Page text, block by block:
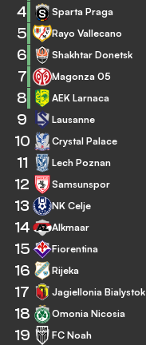
4 Sparta Praga
5 Rayo Vallecano
6 Shakhtar Donetsk
7 Magonza 05
8 AEK Larnaca
9 Lausanne
10 Crystal Palace
11 Lech Poznan
12 Samsunspor
13 NK Celje
14 Alkmaar
15 Fiorentina
16 Rijeka
17 Jagiellonia Bialystok
18 Omonia Nicosia
19 FC Noah